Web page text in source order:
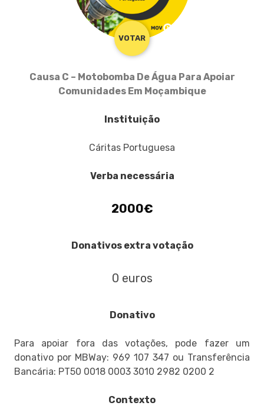
VOTAR
Causa C – Motobomba De Água Para Apoiar
Comunidades Em Moçambique
Instituição
Cáritas Portuguesa
Verba necessária
2000€
Donativos extra votação
0 euros
Donativo
Para apoiar fora das votações, pode fazer um
donativo por MBWay: 969 107 347 ou Transferência
Bancária: PT50 0018 0003 3010 2982 0200 2
Contexto